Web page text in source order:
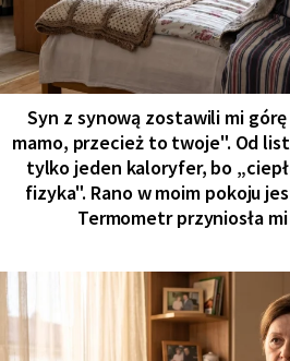
Syn z synową zostawili mi
mamo, przecież to twoje". Od
tylko jeden kaloryfer, bo
fizyka". Rano w moim pokoju
Termometr przyniosła